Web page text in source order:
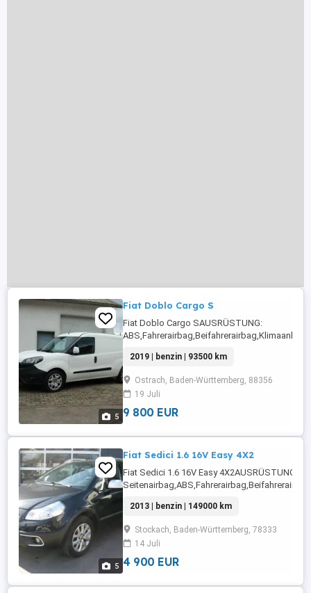
5
Fiat Doblo Cargo S
Fiat Doblo Cargo SAUSRÜSTUNG:
2019 | benzin | 93500 km
Ostrach, Baden-Württemberg, 88356
19 Juli
9 800 EUR
5
Fiat Sedici 1.6 16V Easy 4X2
Fiat Sedici 1.6 16V Easy 4X2AUSRÜSTUNG:
...
2013 | benzin | 149000 km
Stockach, Baden-Württemberg, 78333
14 Juli
4 900 EUR